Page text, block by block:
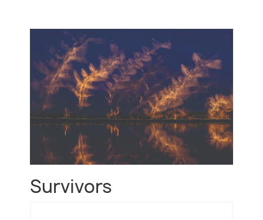
Survivors